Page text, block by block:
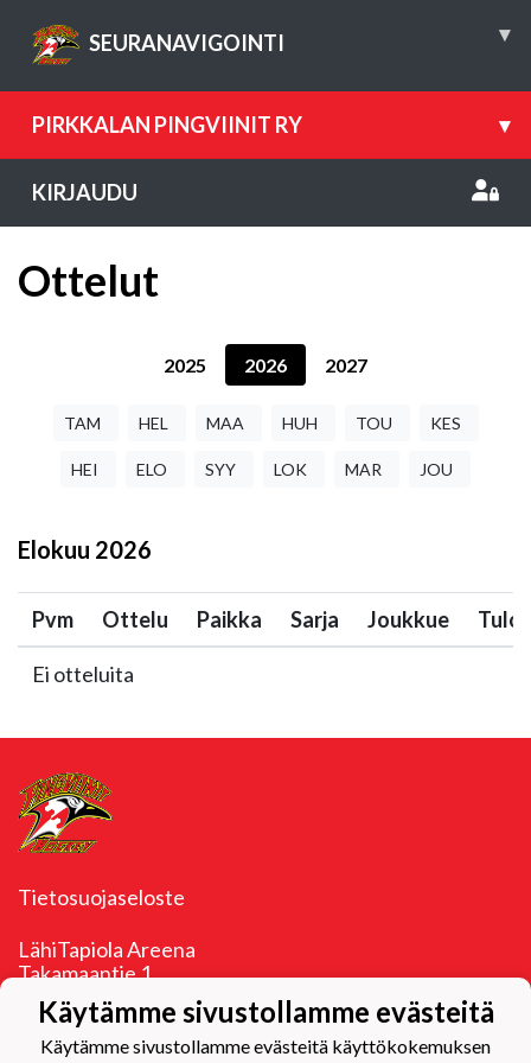
SEURANAVIGOINTI ▾
PIRKKALAN PINGVIINIT RY ▾
KIRJAUDU
Ottelut
2025 2026 2027
TAM HEL MAA HUH TOU KES
HEI ELO SYY LOK MAR JOU
Elokuu 2026
Pvm Ottelu Paikka Sarja Joukkue Tulos
Ei otteluita
Tietosuojaseloste
LähiTapiola Areena
Takamaantie 1
33960 Pirkkala
y-tunnus 1096153-4
Käytämme sivustollamme evästeitä
Käytämme sivustollamme evästeitä käyttökokemuksen